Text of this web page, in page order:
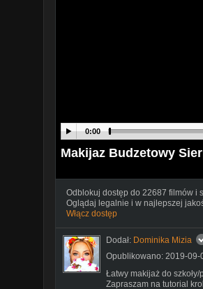
0:00
Makijaz Budzetowy
Odblokuj dostęp do 22687 filmów i
Oglądaj legalnie i w najlepszej
Włącz dostęp
Dodał: Dominika Mizia
Opublikowano: 2019-09-
Łatwy makijaż do
Zapraszam na tutorial